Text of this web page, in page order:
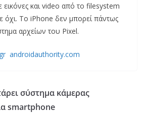
εικόνες και video από το filesystem
όχι. Το iPhone δεν μπορεί πάντως
αρχείων του Pixel.
androidauthority.com
σύστημα κάμερας
smartphone